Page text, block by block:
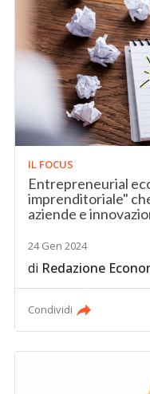
IL FOCUS
Entrepreneurial
imprenditoriale"
aziende e
24 Gen 2024
di Redazione
Condividi